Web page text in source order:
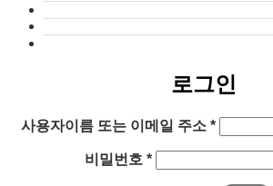
로그인
사용자이름 또는 이메일 주소 *필
목
비밀번호 *필